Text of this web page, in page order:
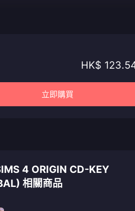
HK$
立即購買
4 ORIGIN CD-KEY
相關商品